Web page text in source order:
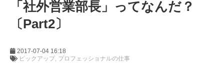
「社外営業部長」ってなんだ？
〔Part2〕
2017-07-04 16:18
ピックアップ プロフェッショナルの仕事